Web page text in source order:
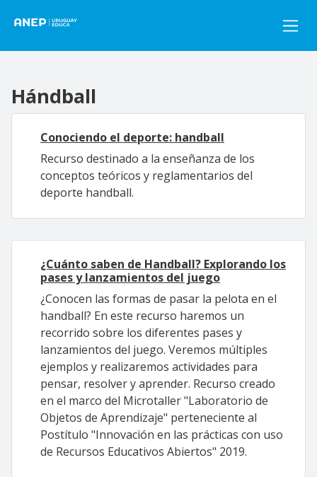
Hándball
Conociendo el deporte: handball
Recurso destinado a la enseñanza de los
conceptos teóricos y reglamentarios del
deporte handball.
¿Cuánto saben de Handball? Explorando los
pases y lanzamientos del juego
¿Conocen las formas de pasar la pelota en el
handball? En este recurso haremos un
recorrido sobre los diferentes pases y
lanzamientos del juego. Veremos múltiples
ejemplos y realizaremos actividades para
pensar, resolver y aprender. Recurso creado
en el marco del Microtaller "Laboratorio de
Objetos de Aprendizaje" perteneciente al
Postítulo "Innovación en las prácticas con uso
de Recursos Educativos Abiertos" 2019.